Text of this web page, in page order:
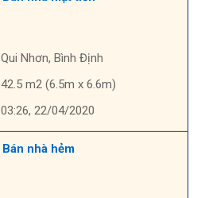
Qui Nhơn, Bình Định
42.5 m2 (6.5m x 6.6m)
03:26, 22/04/2020
Bán nhà hẻm